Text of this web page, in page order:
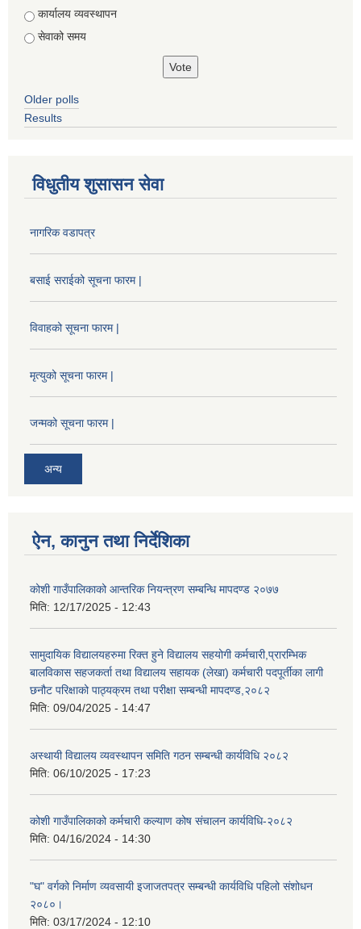
कार्यालय व्यवस्थापन
सेवाको समय
Older polls
Results
विधुतीय शुसासन सेवा
नागरिक वडापत्र
बसाई सराईको सूचना फारम |
विवाहको सूचना फारम |
मृत्युको सूचना फारम |
जन्मको सूचना फारम |
अन्य
ऐन, कानुन तथा निर्देशिका
कोशी गाउँपालिकाको आन्तरिक नियन्त्रण सम्बन्धि मापदण्ड २०७७
मिति: 12/17/2025 - 12:43
सामुदायिक विद्यालयहरुमा रिक्त हुने विद्यालय सहयोगी कर्मचारी,प्रारम्भिक
बालविकास सहजकर्ता तथा विद्यालय सहायक (लेखा) कर्मचारी पदपूर्तीका लागी
छनौट परिक्षाको पाठ्यक्रम तथा परीक्षा सम्बन्धी मापदण्ड,२०८२
मिति: 09/04/2025 - 14:47
अस्थायी विद्यालय व्यवस्थापन समिति गठन सम्बन्धी कार्यविधि २०८२
मिति: 06/10/2025 - 17:23
कोशी गाउँपालिकाको कर्मचारी कल्याण कोष संचालन कार्यविधि-२०८२
मिति: 04/16/2024 - 14:30
"घ" वर्गको निर्माण व्यवसायी इजाजतपत्र सम्बन्धी कार्यविधि पहिलो संशोधन
२०८०।
मिति: 03/17/2024 - 12:10